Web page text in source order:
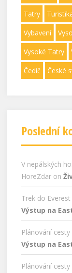
Tatry
Vybavení
Vysoké Tatry
Čedič České
Poslední
V nepálských
HoreZdar on
Trek do
Výstup na
Plánování
Výstup na
Plánování